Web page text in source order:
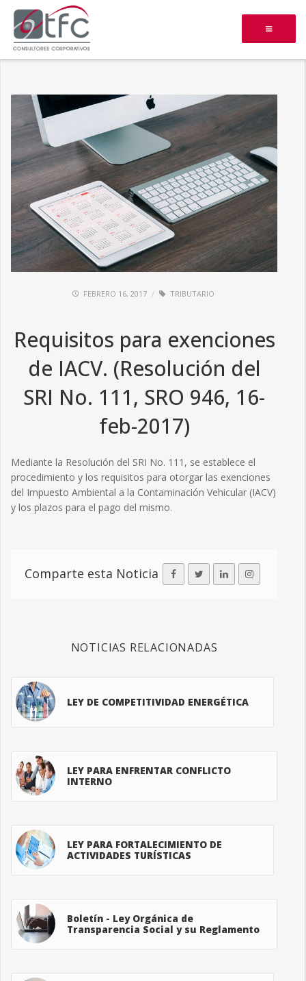
FEBRERO 16, 2017 TRIBUTARIO
Requisitos para exenciones
de IACV. (Resolución del
SRI No. 111, SRO 946, 16-
feb-2017)
Mediante la Resolución del SRI No. 111, se establece el
procedimiento y los requisitos para otorgar las exenciones
del Impuesto Ambiental a la Contaminación Vehicular (IACV)
y los plazos para el pago del mismo.
Comparte esta Noticia
NOTICIAS RELACIONADAS
LEY DE COMPETITIVIDAD ENERGÉTICA
LEY PARA ENFRENTAR CONFLICTO
INTERNO
LEY PARA FORTALECIMIENTO DE
ACTIVIDADES TURÍSTICAS
Boletín - Ley Orgánica de
Transparencia Social y su Reglamento